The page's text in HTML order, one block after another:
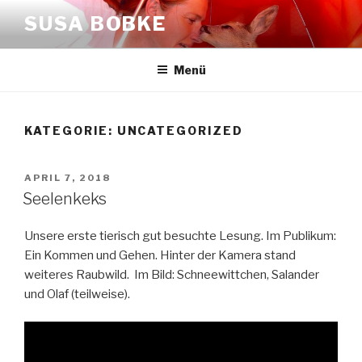
Inhalt
springen
SUSA BOBKE
Menü
KATEGORIE: UNCATEGORIZED
VERÖFFENTLICHT
AM
APRIL 7, 2018
Seelenkeks
Unsere erste tierisch gut besuchte Lesung. Im Publikum:
Ein Kommen und Gehen. Hinter der Kamera stand
weiteres Raubwild. Im Bild: Schneewittchen, Salander
und Olaf (teilweise).